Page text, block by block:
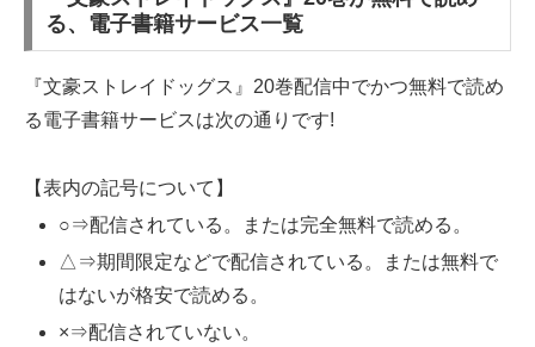
る、電子書籍サービス一覧
『文豪ストレイドッグス』20巻配信中でかつ無料で読め
る電子書籍サービスは次の通りです!
【表内の記号について】
○⇒配信されている。または完全無料で読める。
△⇒期間限定などで配信されている。または無料で
はないが格安で読める。
×⇒配信されていない。